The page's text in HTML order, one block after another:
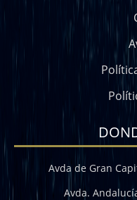
Avda de Gran
Avda.